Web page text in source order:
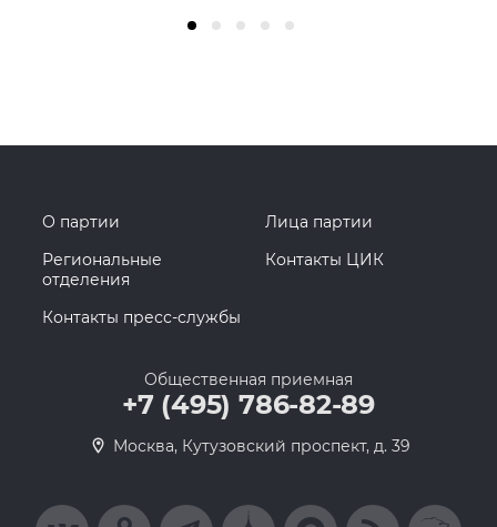
О партии
Лица партии
Региональные
отделения
Контакты ЦИК
Контакты пресс-службы
Общественная приемная
+7 (495) 786-82-89
Москва, Кутузовский проспект, д. 39